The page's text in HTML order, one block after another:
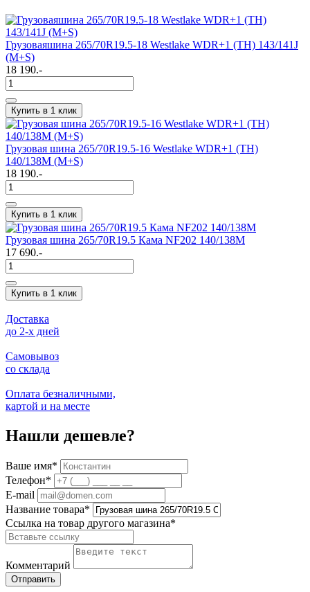
Грузоваяшина 265/70R19.5-18 Westlake WDR+1 (TH) 143/141J
(M+S)
18 190.-
Купить в 1 клик
Грузовая шина 265/70R19.5-16 Westlake WDR+1 (TH)
140/138M (M+S)
18 190.-
Купить в 1 клик
Грузовая шина 265/70R19.5 Кама NF202 140/138M
17 690.-
Купить в 1 клик
Доставка
до 2-x дней
Самовывоз
со склада
Оплата безналичными,
картой и на месте
Нашли дешевле?
Ваше имя*
Телефон*
E-mail
Название товара*
Ссылка на товар другого магазина*
Комментарий